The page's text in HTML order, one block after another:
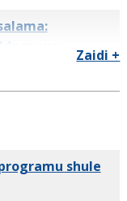
19
Zaidi +
shule